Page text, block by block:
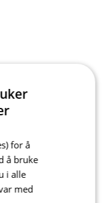
for å
å bruke
i alle
med